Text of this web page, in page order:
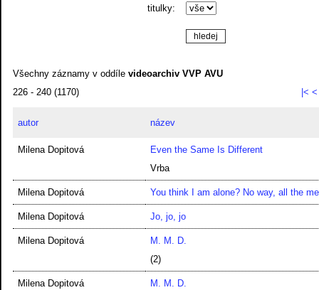
titulky:
Všechny záznamy v oddíle videoarchiv VVP AVU
226 - 240 (1170)
|< <
autor název
Milena Dopitová
Even the Same Is Different
Vrba
Milena Dopitová You think I am alone? No way, all the
Milena Dopitová Jo, jo, jo
Milena Dopitová
M. M. D.
(2)
Milena Dopitová
M. M. D.